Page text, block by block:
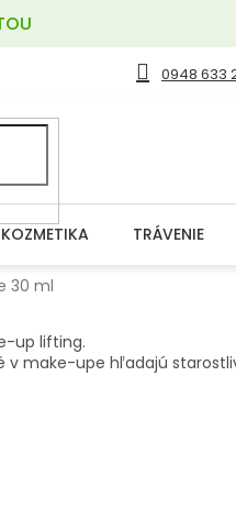
0948 633
KOZMETIKA TRÁVENIE
30 ml
up lifting.
v make-upe hľadajú